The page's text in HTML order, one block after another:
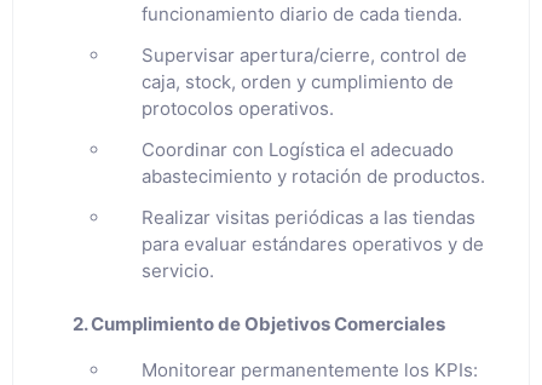
funcionamiento diario de cada tienda.
Supervisar apertura/cierre, control de
caja, stock, orden y cumplimiento de
protocolos operativos.
Coordinar con Logística el adecuado
abastecimiento y rotación de productos.
Realizar visitas periódicas a las tiendas
para evaluar estándares operativos y de
servicio.
2. Cumplimiento de Objetivos Comerciales
Monitorear permanentemente los KPIs: